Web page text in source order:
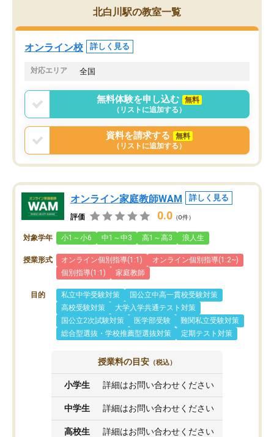
ことができました。自分のように勉強
のやり方や進捗管理で苦労している方
には特におすすめしたい塾です。
北白川駅の教室一覧
オンライン校 詳しく見る
対応エリア 全国
無料体験を申し込む
無料
（リストに追加する）
資料を請求する
無料
（リストに追加する）
オンライン家庭教師WAM 詳しく見る
評価 0.0 （0件）
対象学年 小1～小6 中1～中3 高1～高3 浪人生
授業形式 オンライン個別指導(1:1)
オンライン個別指導(1:2~)
個別指導(1:1)
家庭教師
目的 私立中学受験対策
国公立中高一貫校受験対策
高校受験対策
大学入学共通テスト対策
国公立2次試験対策
医学部受験
難関私立受験対策
総合型選抜・学校推薦型選抜対策
定期テスト対策
授業料の目安 （税込）
小学生 詳細はお問い合わせください
中学生 詳細はお問い合わせください
高校生 詳細はお問い合わせください